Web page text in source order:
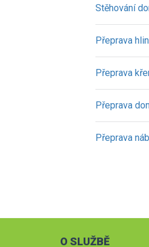
Stěhování
Přeprava
Přeprava
Přeprava
Přeprava
O SLUŽBĚ